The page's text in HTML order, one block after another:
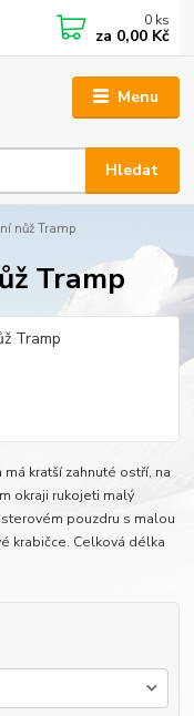
Menu
Hledat
0 ks
za 0,00 Kč
nůž Tramp
Tramp
kratší zahnuté ostří, na
okraji rukojeti malý
pouzdru s malou
krabičce. Celková délka